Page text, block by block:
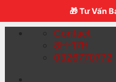
Skip to content
Contact
8H-17H
0326770772
🎁 Tư Vấn